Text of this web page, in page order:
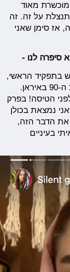
מאוד
על זה. זה
אז סימן שאני
סיפרה לנו -
בתפקיד הראשי,
וכל עלילת הסרט למעשה מתרחשת בשנות ה-90 באיראן.
הטיסה! בפרק
ללמוד 120 סצנות שאני נמצאת בכולן
את הדבר הזה,
בעיניים